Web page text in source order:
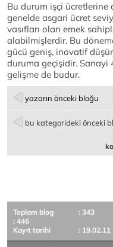
Bu durum işçi ücretlerine
genelde asgari ücret
vasıfları olan emek
alabilmişlerdir. Bu
gücü geniş, inovatif
duruma geçişidir. Sanayi
gelişme de budur.
yazarın önceki bloğu
bu kategorideki önceki
Toplam blog
: 343
: 446
Kayıt tarihi
: 19.02.11